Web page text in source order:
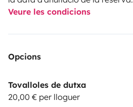
Veure les condicions
Opcions
Tovalloles de dutxa
20,00 € per lloguer